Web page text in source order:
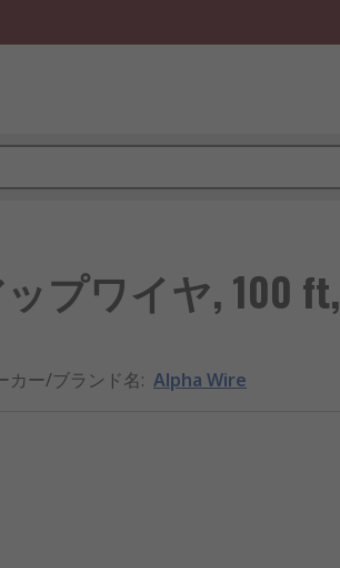
ップワイヤ, 100 ft,
カー/ブランド名: Alpha Wire